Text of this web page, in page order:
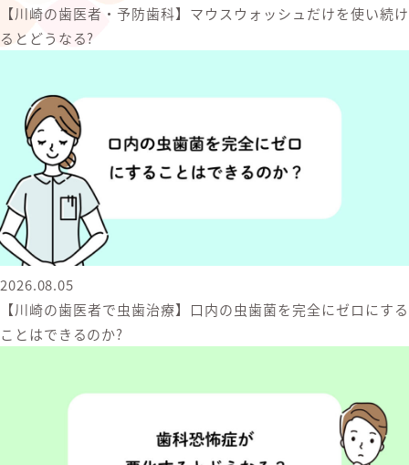
【川崎の歯医者・予防歯科】マウスウォッシュだけを使い続け
るとどうなる?
2026.08.05
【川崎の歯医者で虫歯治療】口内の虫歯菌を完全にゼロにする
ことはできるのか?